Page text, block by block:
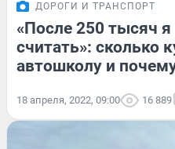
ДОРОГИ И ТРАНСПОРТ
«После 250 тысяч я
считать»: сколько
автошколу и
18 апреля, 2022, 09:00 16 889